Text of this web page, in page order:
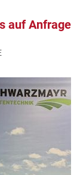
auf Anfrage